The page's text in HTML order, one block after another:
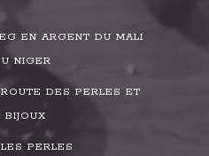
EN ARGENT DU MALI
NIGER
DES PERLES ET
BIJOUX
PERLES